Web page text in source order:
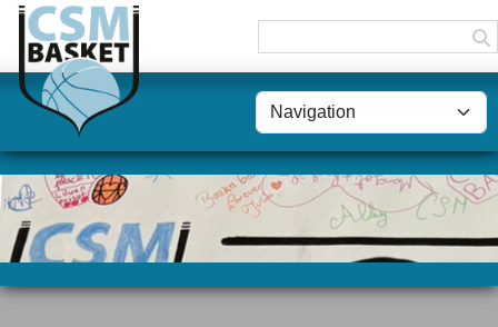
Panneau de gestion des cookies